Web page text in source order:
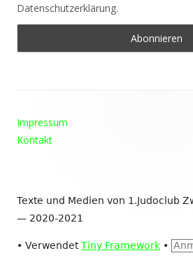
Datenschutzerklärung.
Inhalt
Impressum
Kontakt
Texte und Medien von 1.Judoclub
— 2020-2021
• VerwendetTiny Framework •